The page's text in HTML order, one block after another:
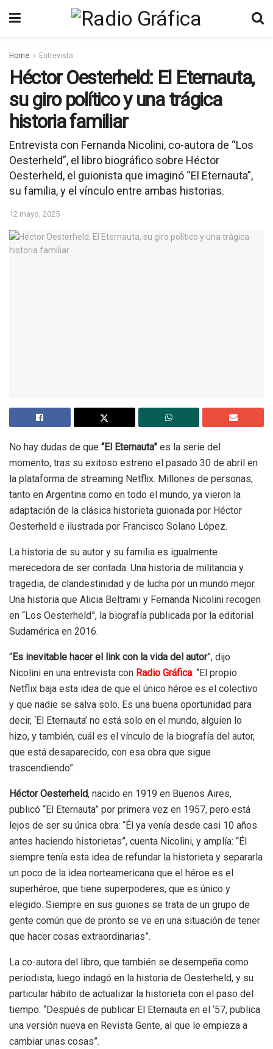
Home Entrevista
Héctor Oesterheld: El Eternauta,
su giro político y una trágica
historia familiar
Entrevista con Fernanda Nicolini, co-autora de “Los
Oesterheld”, el libro biográfico sobre Héctor
Oesterheld, el guionista que imaginó “El Eternauta”,
su familia, y el vínculo entre ambas historias.
12 mayo, 2025
No hay dudas de que “El Eternauta” es la serie del
momento, tras su exitoso estreno el pasado 30 de abril en
la plataforma de streaming Netflix. Millones de personas,
tanto en Argentina como en todo el mundo, ya vieron la
adaptación de la clásica historieta guionada por Héctor
Oesterheld e ilustrada por Francisco Solano López.
La historia de su autor y su familia es igualmente
merecedora de ser contada. Una historia de militancia y
tragedia, de clandestinidad y de lucha por un mundo mejor.
Una historia que Alicia Beltrami y Fernanda Nicolini recogen
en “Los Oesterheld”, la biografía publicada por la editorial
Sudamérica en 2016.
“Es inevitable hacer el link con la vida del autor”, dijo
Nicolini en una entrevista con Radio Gráfica. “El propio
Netflix baja esta idea de que el único héroe es el colectivo
y que nadie se salva solo. Es una buena oportunidad para
decir, ‘El Eternauta’ no está solo en el mundo, alguien lo
hizo, y también, cuál es el vínculo de la biografía del autor,
que está desaparecido, con esa obra que sigue
trascendiendo”.
Héctor Oesterheld, nacido en 1919 en Buenos Aires,
publicó “El Eternauta” por primera vez en 1957, pero está
lejos de ser su única obra: “Él ya venía desde casi 10 años
antes haciendo historietas”, cuenta Nicolini, y amplía: “Él
siempre tenía esta idea de refundar la historieta y separarla
un poco de la idea norteamericana que el héroe es el
superhéroe, que tiene superpoderes, que es único y
elegido. Siempre en sus guiones se trata de un grupo de
gente común que de pronto se ve en una situación de tener
que hacer cosas extraordinarias”.
La co-autora del libro, que también se desempeña como
periodista, luego indagó en la historia de Oesterheld, y su
particular hábito de actualizar la historieta con el paso del
tiempo: “Después de publicar El Eternauta en el ‘57, publica
una versión nueva en Revista Gente, al que le empieza a
cambiar unas cosas”.